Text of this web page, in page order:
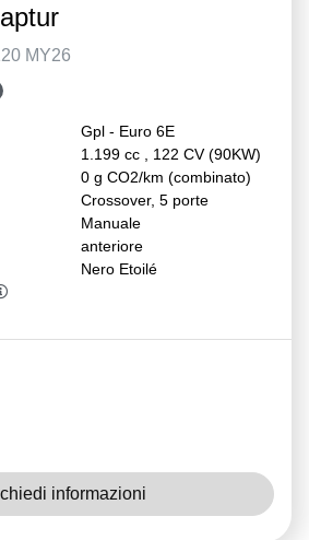
MY26
Gpl - Euro 6E
1.199 cc , 122 CV (90KW)
0 g CO2/km (combinato)
Crossover, 5 porte
Manuale
anteriore
Nero Etoilé
informazioni